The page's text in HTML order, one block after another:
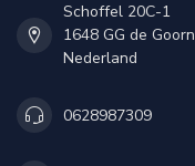
Schoffel 20C-1
1648 GG de Goorn
Nederland
0628987309